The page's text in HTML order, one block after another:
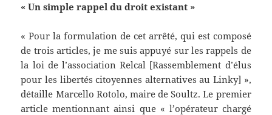
« Un simple rappel du droit existant »
« Pour la formulation de cet arrêté, qui est composé
de trois articles, je me suis appuyé sur les rappels de
la loi de l’association Relcal [Rassemblement d’élus
pour les libertés citoyennes alternatives au Linky] »,
détaille Marcello Rotolo, maire de Soultz. Le premier
article mentionnant ainsi que « l’opérateur chargé